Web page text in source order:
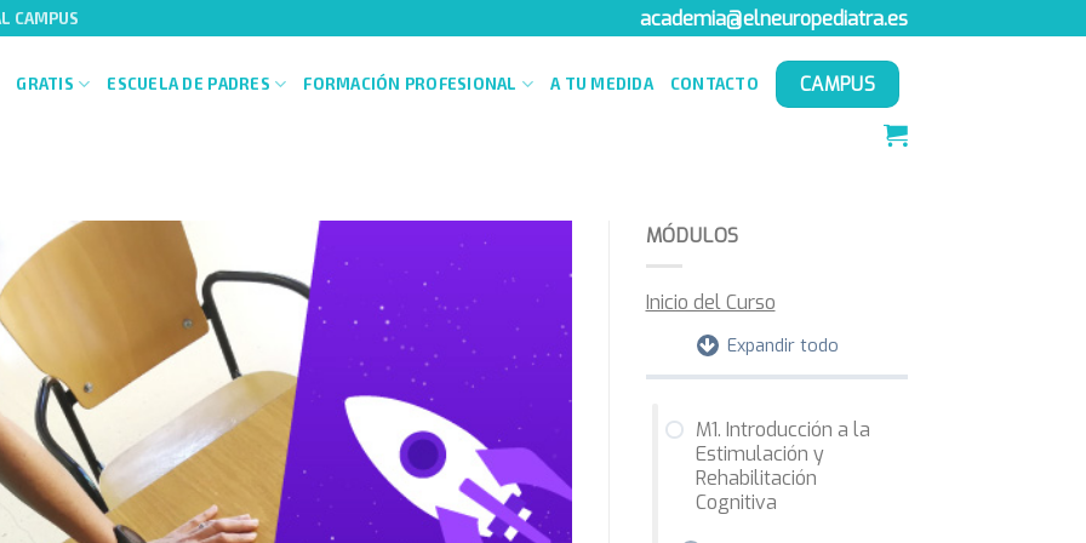
CAMPUS academia@elneuropediatra.es
GRATIS ESCUELA DE PADRES FORMACIÓN PROFESIONAL A TU MEDIDA CONTACTO CAMPUS
MÓDULOS
Inicio del Curso
Expandir todo
M1. Introducción a la
Estimulación y
Rehabilitación
Cognitiva